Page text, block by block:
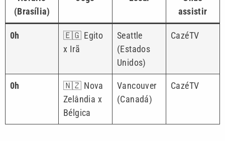
(Brasília)
assistir
0h
🇪🇬 Egito
x Irã
Seattle
(Estados
Unidos)
CazéTV
0h
🇳🇿 Nova
Zelândia x
Bélgica
Vancouver
(Canadá)
CazéTV